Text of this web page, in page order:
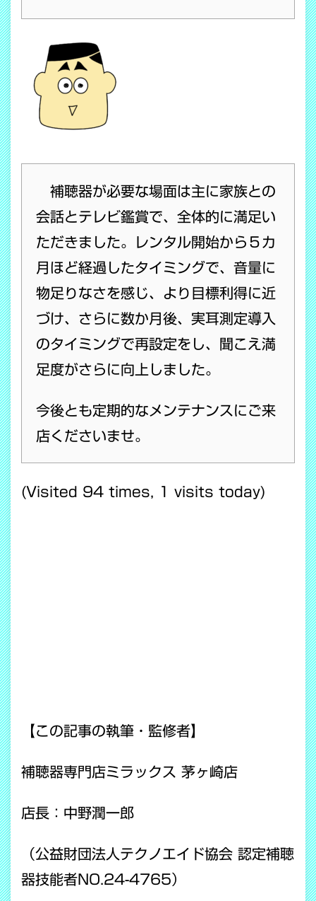
補聴器が必要な場面は主に家族との
会話とテレビ鑑賞で、全体的に満足い
ただきました。レンタル開始から５カ
月ほど経過したタイミングで、音量に
物足りなさを感じ、より目標利得に近
づけ、さらに数か月後、実耳測定導入
のタイミングで再設定をし、聞こえ満
足度がさらに向上しました。
今後とも定期的なメンテナンスにご来
店くださいませ。
(Visited 94 times, 1 visits today)
【この記事の執筆・監修者】
補聴器専門店ミラックス 茅ヶ崎店
店長：中野潤一郎
（公益財団法人テクノエイド協会 認定補聴
器技能者NO.24-4765）